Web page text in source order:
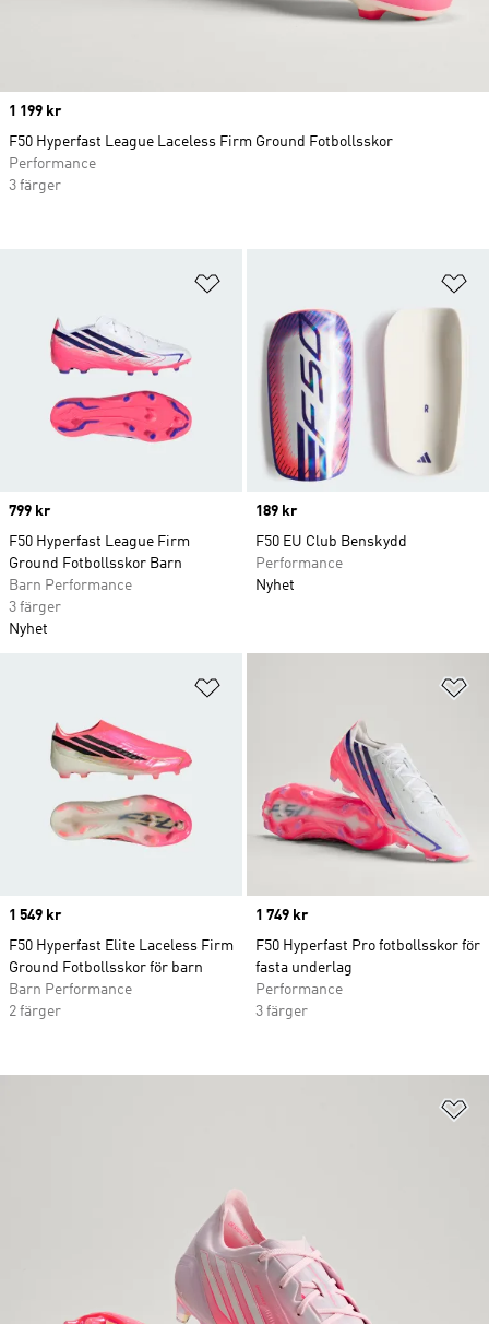
Price
799 kr
F50 Hyperfast League Firm
Ground Fotbollsskor Barn
Barn Performance
3 färger
Nyhet
Price
189 kr
F50 EU Club Benskydd
Performance
Nyhet
Price
1 549 kr
F50 Hyperfast Elite Laceless Firm
Ground Fotbollsskor för barn
Barn Performance
2 färger
Price
1 749 kr
F50 Hyperfast Pro fotbollsskor för
fasta underlag
Performance
3 färger
Price
1 199 kr
F50 Hyperfast League Laceless Firm Ground Fotbollsskor
Performance
3 färger